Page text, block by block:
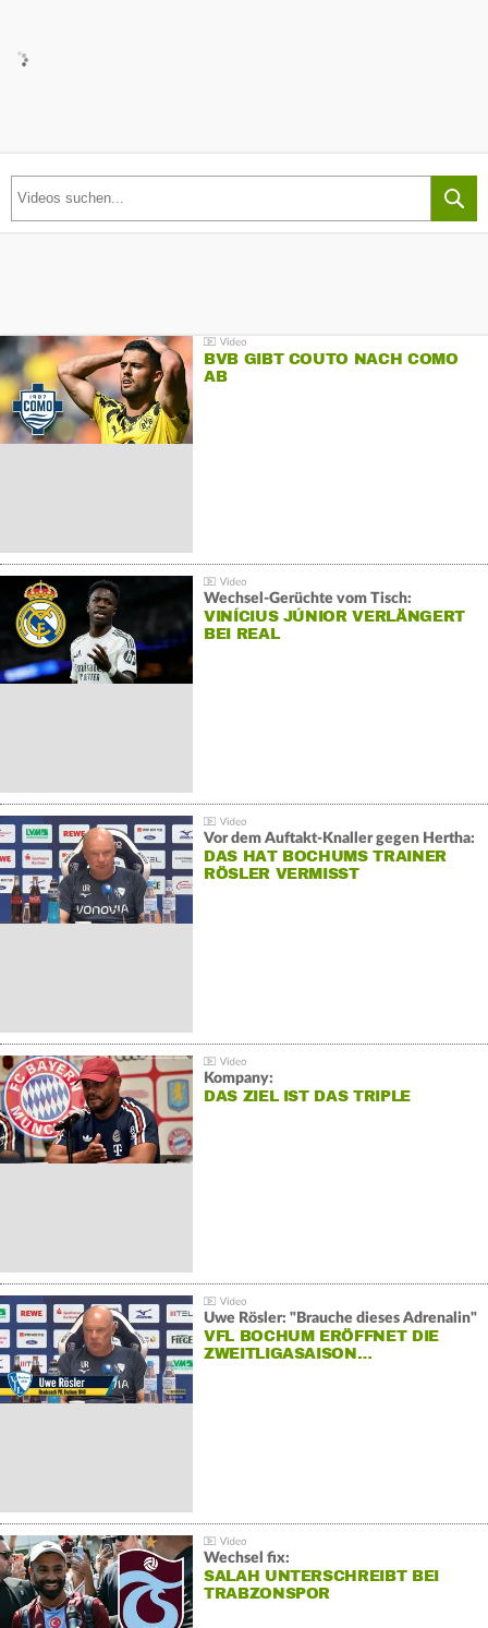
BVB GIBT COUTO NACH COMO
AB
Wechsel-Gerüchte vom Tisch:
VINÍCIUS JÚNIOR VERLÄNGERT
BEI REAL
Vor dem Auftakt-Knaller gegen Hertha:
DAS HAT BOCHUMS TRAINER
RÖSLER VERMISST
Kompany:
DAS ZIEL IST DAS TRIPLE
Uwe Rösler: "Brauche dieses Adrenalin"
VFL BOCHUM ERÖFFNET DIE
ZWEITLIGASAISON…
Wechsel fix:
SALAH UNTERSCHREIBT BEI
TRABZONSPOR